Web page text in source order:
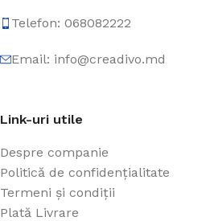
Telefon: 068082222
Email: info@creadivo.md
Link-uri utile
Despre companie
Politică de confidențialitate
Termeni și condiții
Plată Livrare